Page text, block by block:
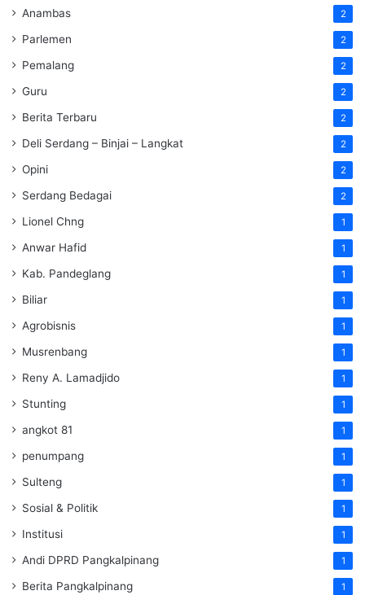
Anambas 2
Parlemen 2
Pemalang 2
Guru 2
Berita Terbaru 2
Deli Serdang – Binjai – Langkat 2
Opini 2
Serdang Bedagai 2
Lionel Chng 1
Anwar Hafid 1
Kab. Pandeglang 1
Biliar 1
Agrobisnis 1
Musrenbang 1
Reny A. Lamadjido 1
Stunting 1
angkot 81 1
penumpang 1
Sulteng 1
Sosial & Politik 1
Institusi 1
Andi DPRD Pangkalpinang 1
Berita Pangkalpinang 1